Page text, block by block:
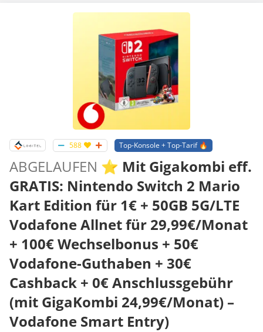
588 Top-Konsole + Top-Tarif 🔥
ABGELAUFEN ⭐️ Mit Gigakombi eff.
GRATIS: Nintendo Switch 2 Mario
Kart Edition für 1€ + 50GB 5G/LTE
Vodafone Allnet für 29,99€/Monat
+ 100€ Wechselbonus + 50€
Vodafone-Guthaben + 30€
Cashback + 0€ Anschlussgebühr
(mit GigaKombi 24,99€/Monat) –
Vodafone Smart Entry)